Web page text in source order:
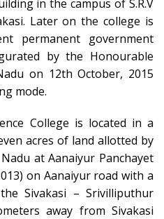
in the campus of S.R.V
Later on the college is
permanent government
by the Honourable
on 12th October, 2015
mode.
College is located in a
acres of land allotted by
at Aanaiyur Panchayet
on Aanaiyur road with a
Sivakasi – Srivilliputhur
away from Sivakasi